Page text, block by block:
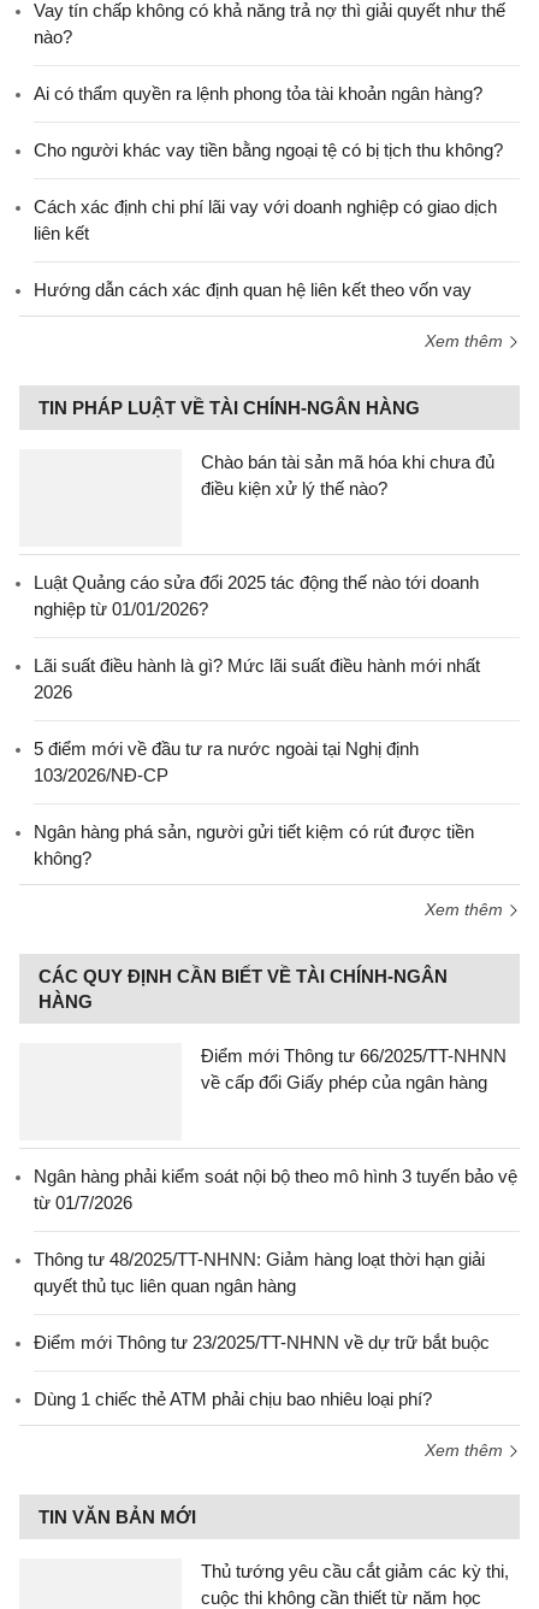
Vay tín chấp không có khả năng trả nợ thì giải quyết như thế
nào?
Ai có thẩm quyền ra lệnh phong tỏa tài khoản ngân hàng?
Cho người khác vay tiền bằng ngoại tệ có bị tịch thu không?
Cách xác định chi phí lãi vay với doanh nghiệp có giao dịch
liên kết
Hướng dẫn cách xác định quan hệ liên kết theo vốn vay
Xem thêm
TIN PHÁP LUẬT VỀ TÀI CHÍNH-NGÂN HÀNG
Chào bán tài sản mã hóa khi chưa đủ
điều kiện xử lý thế nào?
Luật Quảng cáo sửa đổi 2025 tác động thế nào tới doanh
nghiệp từ 01/01/2026?
Lãi suất điều hành là gì? Mức lãi suất điều hành mới nhất
2026
5 điểm mới về đầu tư ra nước ngoài tại Nghị định
103/2026/NĐ-CP
Ngân hàng phá sản, người gửi tiết kiệm có rút được tiền
không?
Xem thêm
CÁC QUY ĐỊNH CẦN BIẾT VỀ TÀI CHÍNH-NGÂN
HÀNG
Điểm mới Thông tư 66/2025/TT-NHNN
về cấp đổi Giấy phép của ngân hàng
Ngân hàng phải kiểm soát nội bộ theo mô hình 3 tuyến bảo vệ
từ 01/7/2026
Thông tư 48/2025/TT-NHNN: Giảm hàng loạt thời hạn giải
quyết thủ tục liên quan ngân hàng
Điểm mới Thông tư 23/2025/TT-NHNN về dự trữ bắt buộc
Dùng 1 chiếc thẻ ATM phải chịu bao nhiêu loại phí?
Xem thêm
TIN VĂN BẢN MỚI
Thủ tướng yêu cầu cắt giảm các kỳ thi,
cuộc thi không cần thiết từ năm học